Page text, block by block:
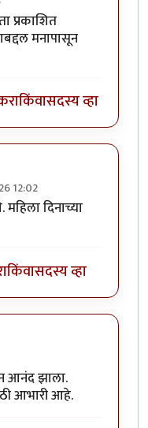
आणि
प्रकाशित
मनापासून
किंवासदस्य व्हा
12:02
दिनाच्या
किंवासदस्य व्हा
आनंद झाला.
आभारी आहे.